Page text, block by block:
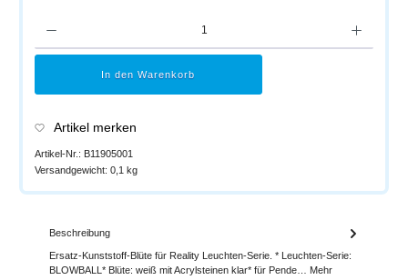
In den Warenkorb
Artikel merken
Artikel-Nr.: B11905001
Versandgewicht: 0,1 kg
Beschreibung
Ersatz-Kunststoff-Blüte für Reality Leuchten-Serie. * Leuchten-Serie:
BLOWBALL* Blüte: weiß mit Acrylsteinen klar* für Pende… Mehr